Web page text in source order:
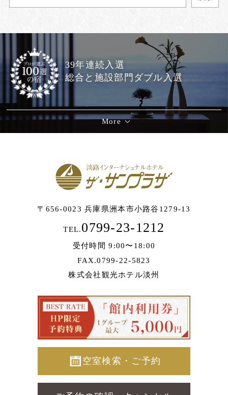
39年連続入選
総合と施設部門ダブル入選
More
〒656-0023 兵庫県洲本市小路谷1279-13
TEL.0799-23-1212
受付時間 9:00〜18:00
FAX.0799-22-5823
株式会社観光ホテル淡州
空室検索・ご予約